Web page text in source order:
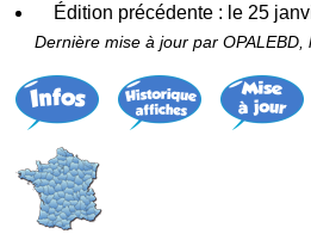
Édition précédente : le 25
Dernière mise à jour par OPALEBD,